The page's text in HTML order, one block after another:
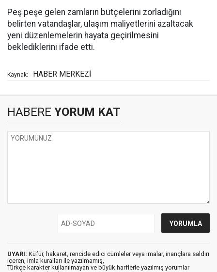
Peş peşe gelen zamların bütçelerini zorladığını
belirten vatandaşlar, ulaşım maliyetlerini azaltacak
yeni düzenlemelerin hayata geçirilmesini
beklediklerini ifade etti.
Kaynak: HABER MERKEZİ
HABERE YORUM KAT
UYARI: Küfür, hakaret, rencide edici cümleler veya imalar, inançlara saldırı
içeren, imla kuralları ile yazılmamış,
Türkçe karakter kullanılmayan ve büyük harflerle yazılmış yorumlar